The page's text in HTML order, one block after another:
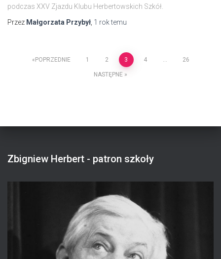
podczas XXV Zjazdu Klubu Herbertowskich Szkół.
Przez Małgorzata Przybył 1 roktemu
Stronicowanie
POPRZEDNIE 1 2 3 4 26
NASTĘPNE
Zbigniew Herbert - patron szkoły